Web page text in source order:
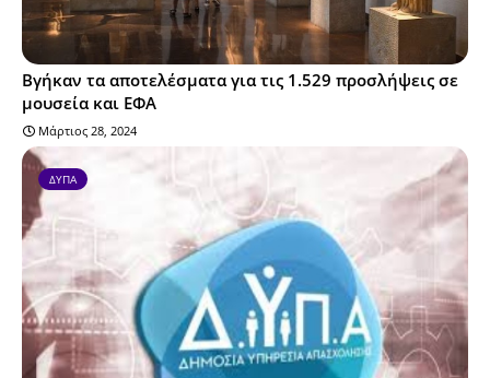
Βγήκαν τα αποτελέσματα για τις 1.529 προσλήψεις σε
μουσεία και ΕΦΑ
Μάρτιος 28, 2024
ΔΥΠΑ